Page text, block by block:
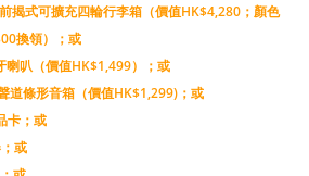
揭式可擴充四輪行李箱（價值HK$4,280；顏色
換領）；或
叭（價值HK$1,499）；或
道條形音箱（價值HK$1,299) ；或
卡；或
或